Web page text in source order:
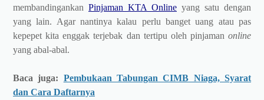
membandingankan Pinjaman KTA Online yang satu dengan
yang lain. Agar nantinya kalau perlu banget uang atau pas
kepepet kita enggak terjebak dan tertipu oleh pinjaman online
yang abal-abal.
Baca juga: Pembukaan Tabungan CIMB Niaga, Syarat
dan Cara Daftarnya